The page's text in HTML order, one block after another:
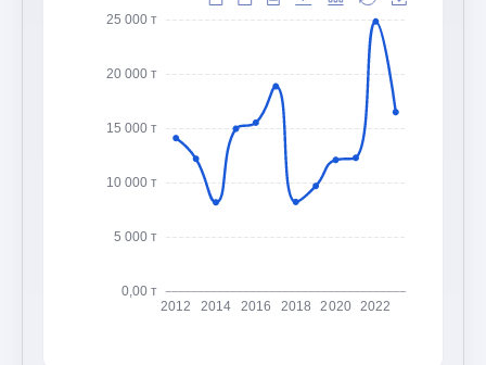
0,00 т
5 000 т
10 000 т
15 000 т
20 000 т
25 000 т
2012 2014 2016 2018 2020 2022